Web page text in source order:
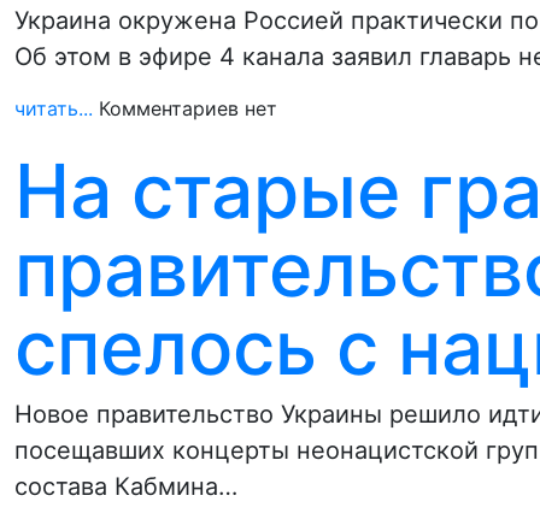
Украина окружена Россией практически
Об этом в эфире 4 канала заявил главарь
читать... Комментариев нет
На старые
спелось с
Новое правительство Украины решило
посещавших концерты неонацистской
состава Кабмина…